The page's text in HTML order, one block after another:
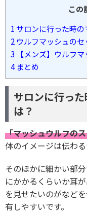
この
1サロンに行った時
2 ウルフマッシュの
3 【メンズ】ウルフ
4まとめ
サロンに行っ
は？
「マッシュウルフの
体のイメージは伝わる
そのほかに細かい部
にかかるくらいか耳
を見せたいのがなど
有しやすいです。